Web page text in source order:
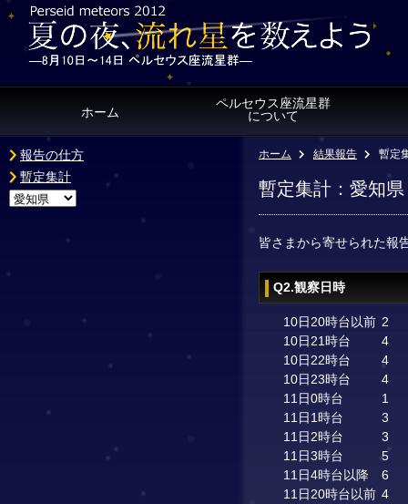
ホーム
ペルセウス座流星群
について
報告の仕方
暫定集計
ホーム 結果報告 暫定
暫定集計：愛知県
皆さまから寄せられた報
Q2.観察日時
10日20時台以前 2
10日21時台
4
10日22時台
4
10日23時台
4
11日0時台
1
11日1時台
3
11日2時台
3
11日3時台
5
11日4時台以降
6
11日20時台以前 4